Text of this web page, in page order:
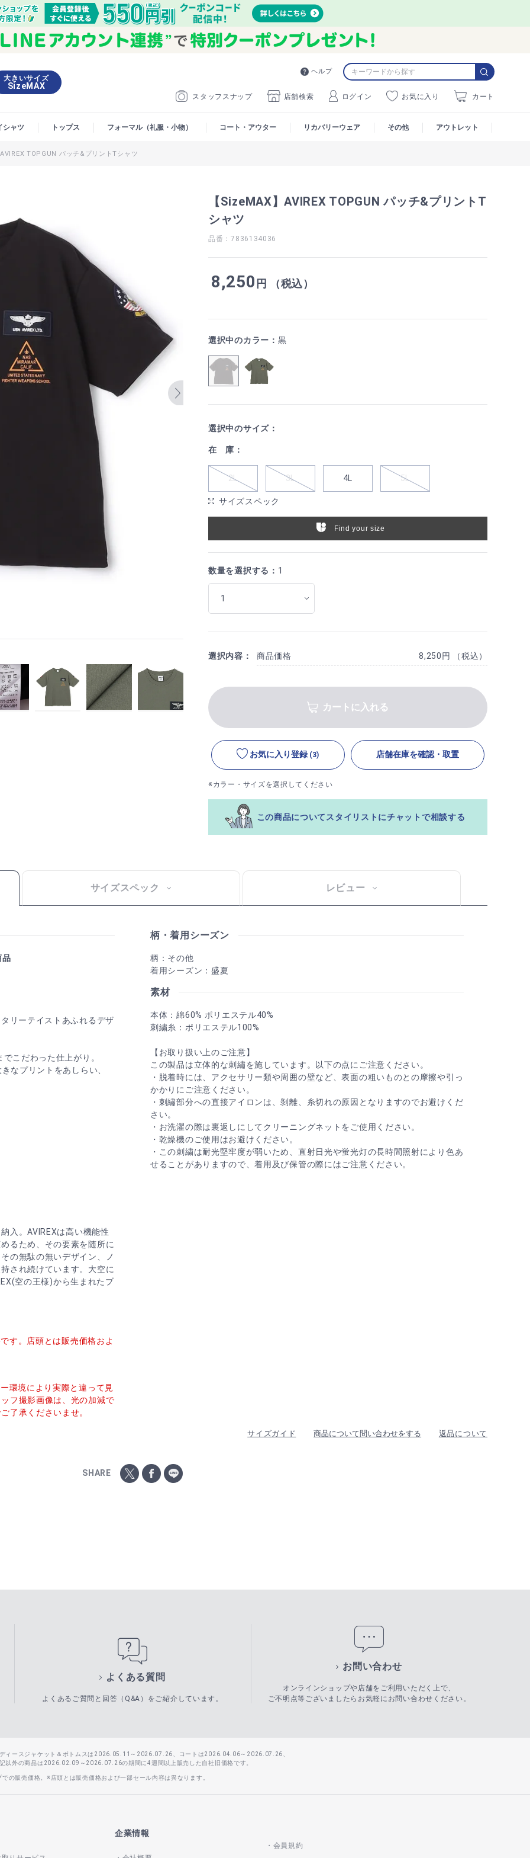
ヘルプ
スタッフスナップ 店舗検索 ログイン お気に入り カート
大きいサイズ
SizeMAX
シャツ トップス フォーマル（礼服・小物） コート・アウター リカバリーウェア その他 アウトレット
TOPGUN パッチ&プリントTシャツ
【SizeMAX】AVIREX TOPGUN パッチ&プリントT
シャツ
品番：7836134036
8,250 円 （税込）
選択中のカラー： 黒
選択中のサイズ：
在 庫：
2L 3L 4L 5L
サイズスペック
Find your size
数量を選択する： 1
選択内容： 商品価格 8,250円 （税込）
カートに入れる
お気に入り登録 (3) 店舗在庫を確認・取置
※カラー・サイズを選択してください
この商品についてスタイリストにチャットで相談する
サイズスペック レビュー
品
リーテイストあふれるデザ
こだわった仕上がり。
なプリントをあしらい、
入。AVIREXは高い機能性
るため、その要素を随所に
の無駄の無いデザイン、ノ
され続けています。大空に
空の王様)から生まれたブ
す。店頭とは販売価格およ
環境により実際と違って見
フ撮影画像は、光の加減で
了承くださいませ。
柄・着用シーズン
柄：その他
着用シーズン：盛夏
素材
本体：綿60% ポリエステル40%
刺繍糸：ポリエステル100%
【お取り扱い上のご注意】
この製品は立体的な刺繡を施しています。以下の点にご注意ください。
・脱着時には、アクセサリー類や周囲の壁など、表面の粗いものとの摩擦や引っ
かかりにご注意ください。
・刺繡部分への直接アイロンは、剝離、糸切れの原因となりますのでお避けくだ
さい。
・お洗濯の際は裏返しにしてクリーニングネットをご使用ください。
・乾燥機のご使用はお避けください。
・この刺繍は耐光堅牢度が弱いため、直射日光や蛍光灯の長時間照射により色あ
せることがありますので、着用及び保管の際にはご注意ください。
サイズガイド 商品について問い合わせをする 返品について
SHARE
よくある質問
よくあるご質問と回答（Q&A）をご紹介しています。
お問い合わせ
オンラインショップや店舗をご利用いただく上で、
ご不明点等ございましたらお気軽にお問い合わせください。
ィースジャケット＆ボトムスは2026.05.11～2026.07.26、コートは2026.04.06～2026.07.26、
以外の商品は2026.02.09～2026.07.26の期間に4週間以上販売した自社旧価格です。
の販売価格。※店頭とは販売価格および一部セール内容は異なります。
企業情報
会員規約